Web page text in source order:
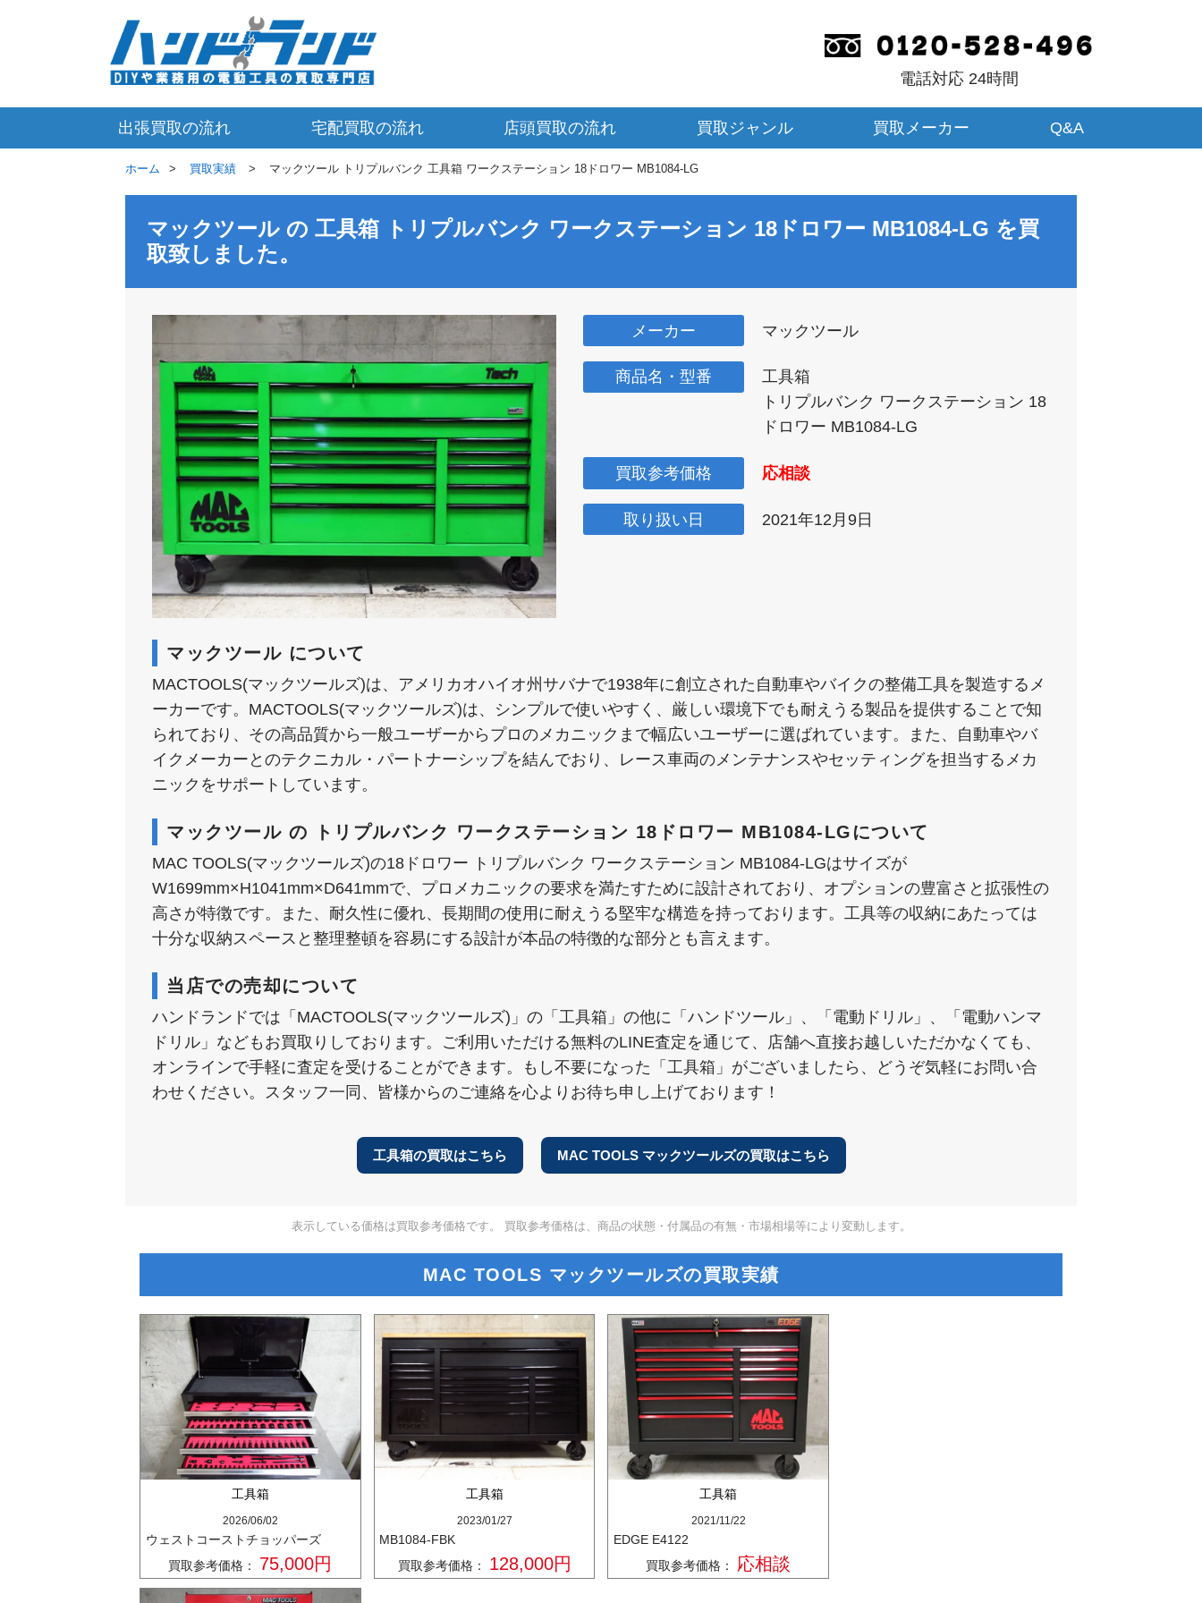
電話対応 24時間
出張買取の流れ 宅配買取の流れ 店頭買取の流れ 買取ジャンル 買取メーカー Q&A
ホーム 買取実績 マックツール トリプルバンク 工具箱 ワークステーション 18ドロワー MB1084-LG
マックツール の 工具箱 トリプルバンク ワークステーション 18ドロワー MB1084-LG を買
取致しました。
メーカー マックツール
商品名・型番
工具箱
トリプルバンク ワークステーション 18
ドロワー MB1084-LG
買取参考価格 応相談
取り扱い日 2021年12月9日
マックツール について
MACTOOLS(マックツールズ)は、アメリカオハイオ州サバナで1938年に創立された自動車やバイクの整備工具を製造するメ
ーカーです。MACTOOLS(マックツールズ)は、シンプルで使いやすく、厳しい環境下でも耐えうる製品を提供することで知
られており、その高品質から一般ユーザーからプロのメカニックまで幅広いユーザーに選ばれています。また、自動車やバ
イクメーカーとのテクニカル・パートナーシップを結んでおり、レース車両のメンテナンスやセッティングを担当するメカ
ニックをサポートしています​。
マックツール の トリプルバンク ワークステーション 18ドロワー MB1084-LGについて
MAC TOOLS(マックツールズ)の18ドロワー トリプルバンク ワークステーション MB1084-LGはサイズが
W1699mm×H1041mm×D641mmで、プロメカニックの要求を満たすために設計されており、オプションの豊富さと拡張性の
高さが特徴です。また、耐久性に優れ、長期間の使用に耐えうる堅牢な構造を持っております。工具等の収納にあたっては
十分な収納スペースと整理整頓を容易にする設計が本品の特徴的な部分とも言えます。
当店での売却について
ハンドランドでは「MACTOOLS(マックツールズ)」の「工具箱」の他に「ハンドツール」、「電動ドリル」、「電動ハンマ
ドリル」などもお買取りしております。ご利用いただける無料のLINE査定を通じて、店舗へ直接お越しいただかなくても、
オンラインで手軽に査定を受けることができます。もし不要になった「工具箱」がございましたら、どうぞ気軽にお問い合
わせください。スタッフ一同、皆様からのご連絡を心よりお待ち申し上げております！
工具箱の買取はこちら MAC TOOLS マックツールズの買取はこちら
表示している価格は買取参考価格です。 買取参考価格は、商品の状態・付属品の有無・市場相場等により変動します。
MAC TOOLS マックツールズの買取実績
工具箱
2026/06/02
ウェストコーストチョッパーズ
買取参考価格： 75,000円
工具箱
2023/01/27
MB1084-FBK
買取参考価格： 128,000円
工具箱
2021/11/22
EDGE E4122
買取参考価格： 応相談